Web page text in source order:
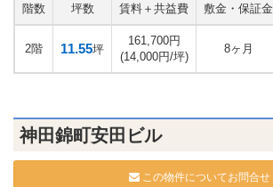
階数 坪数 賃料＋共益費 敷金・保証金
2階 11.55坪
161,700円
(14,000円/坪)
8ヶ月
神田錦町安田ビル
この物件についてお問合せ